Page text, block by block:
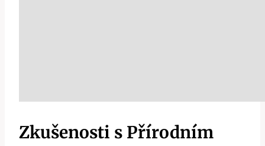
Zkušenosti s Přírodním